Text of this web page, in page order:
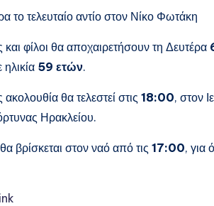
το τελευταίο αντίο στον Νίκο Φωτάκη
και φίλοι θα αποχαιρετήσουν τη Δευτέρα
59 ετών.
ακολουθία θα τελεστεί στις 18:00, στον
Ηρακλείου.
βρίσκεται στον ναό από τις 17:00, για